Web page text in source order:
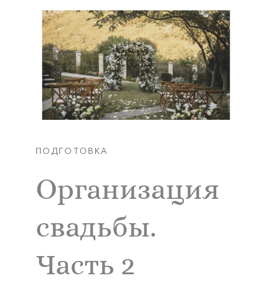
ПОДГОТОВКА
Организация
свадьбы.
Часть 2